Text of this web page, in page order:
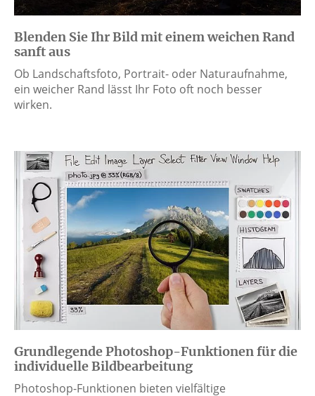
Blenden Sie Ihr Bild mit einem weichen Rand
sanft aus
Ob Landschaftsfoto, Portrait- oder Naturaufnahme,
ein weicher Rand lässt Ihr Foto oft noch besser
wirken.
Grundlegende Photoshop-Funktionen für die
individuelle Bildbearbeitung
Photoshop-Funktionen bieten vielfältige